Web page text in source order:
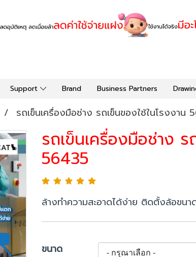
Support Brand Business Partners
รถเข็นเครื่องมือช่าง รถเข็นของใช้ในโรงงาน
รถเข็นเครื่องมือช่าง ร
56435
ล้างทำความสะอาดได้ง่าย ติดตั้งล้อขน
ขนาด